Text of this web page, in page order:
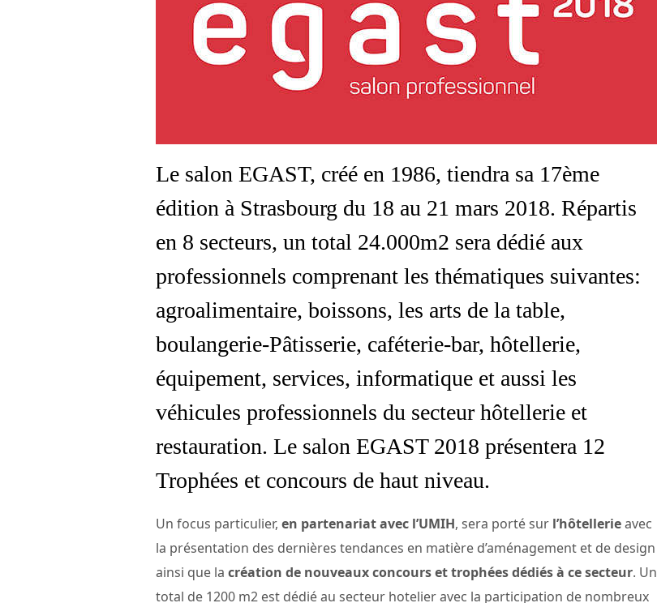
Le salon EGAST, créé en 1986, tiendra sa 17ème
édition à Strasbourg du 18 au 21 mars 2018. Répartis
en 8 secteurs, un total 24.000m2 sera dédié aux
professionnels comprenant les thématiques suivantes:
agroalimentaire, boissons, les arts de la table,
boulangerie-Pâtisserie, caféterie-bar, hôtellerie,
équipement, services, informatique et aussi les
véhicules professionnels du secteur hôtellerie et
restauration. Le salon EGAST 2018 présentera 12
Trophées et concours de haut niveau.
Un focus particulier, en partenariat avec l’UMIH, sera porté sur l’hôtellerieavec
la présentation des dernières tendances en matière d’aménagement et de design
ainsi que la création de nouveaux concours et trophées dédiés à ce secteur. Un
total de 1200 m2 est dédié au secteur hotelier avec la participation de nombreux